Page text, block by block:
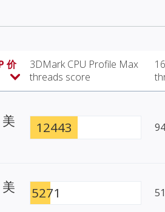
价
3DMark CPU Profile Max
threads score
16
12443
5271